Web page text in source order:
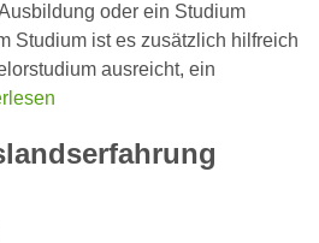
oder ein Studium
Studium ist es zusätzlich hilfreich
ausreicht, ein